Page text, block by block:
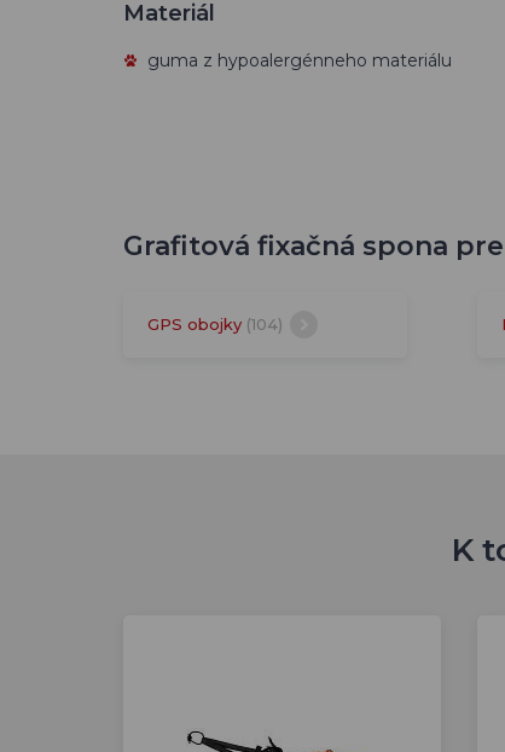
Materiál
guma z hypoalergénneho materiálu
Grafitová fixačná spona
GPS obojky (104)
K